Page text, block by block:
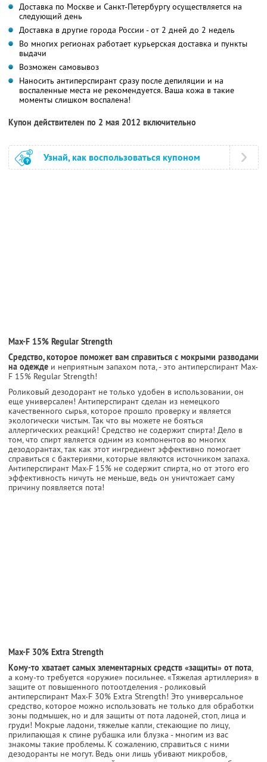
Доставка по Москве и Санкт-Петербургу осуществляется на
следующий день
Доставка в другие города России - от 2 дней до 2 недель
Во многих регионах работает курьерская доставка и пункты
выдачи
Возможен самовывоз
Наносить антиперспирант сразу после депиляции и на
воспаленные места не рекомендуется. Ваша кожа в такие
моменты слишком воспалена!
Купон действителен по 2 мая 2012 включительно
Узнай, как воспользоваться купоном
Max-F 15% Regular Strength
Cредство, которое поможет вам справиться с мокрыми разводами
на одежде и неприятным запахом пота, - это антиперспирант Max-
F 15% Regular Strength!
Роликовый дезодорант не только удобен в использовании, он
еще универсален! Антиперспирант сделан из немецкого
качественного сырья, которое прошло проверку и является
экологически чистым. Так что вы можете не бояться
аллергических реакций! Средство не содержит спирта! Дело в
том, что спирт является одним из компонентов во многих
дезодорантах, так как этот ингредиент эффективно помогает
справиться с бактериями, которые являются источником запаха.
Антиперспирант Max-F 15% не содержит спирта, но от этого его
эффективность ничуть не меньше, ведь он уничтожает саму
причину появляется пота!
Max-F 30% Extra Strength
Кому-то хватает самых элементарных средств «защиты» от пота,
а кому-то требуется «оружие» посильнее. «Тяжелая артиллерия» в
защите от повышенного потоотделения - роликовый
антиперспирант Max-F 30% Extra Strength! Это универсальное
средство, которое можно использовать не только для обработки
зоны подмышек, но и для защиты от пота ладоней, стоп, лица и
груди! Мокрые ладони, тяжелые капли, стекающие по лицу,
прилипающая к спине рубашка или блузка - многим из вас
знакомы такие проблемы. К сожалению, справиться с ними
дезодоранты не могут. Ведь они лишь убивают микробов,